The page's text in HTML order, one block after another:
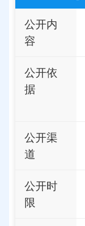
公开内
容
公开依
据
公开渠
道
公开时
限